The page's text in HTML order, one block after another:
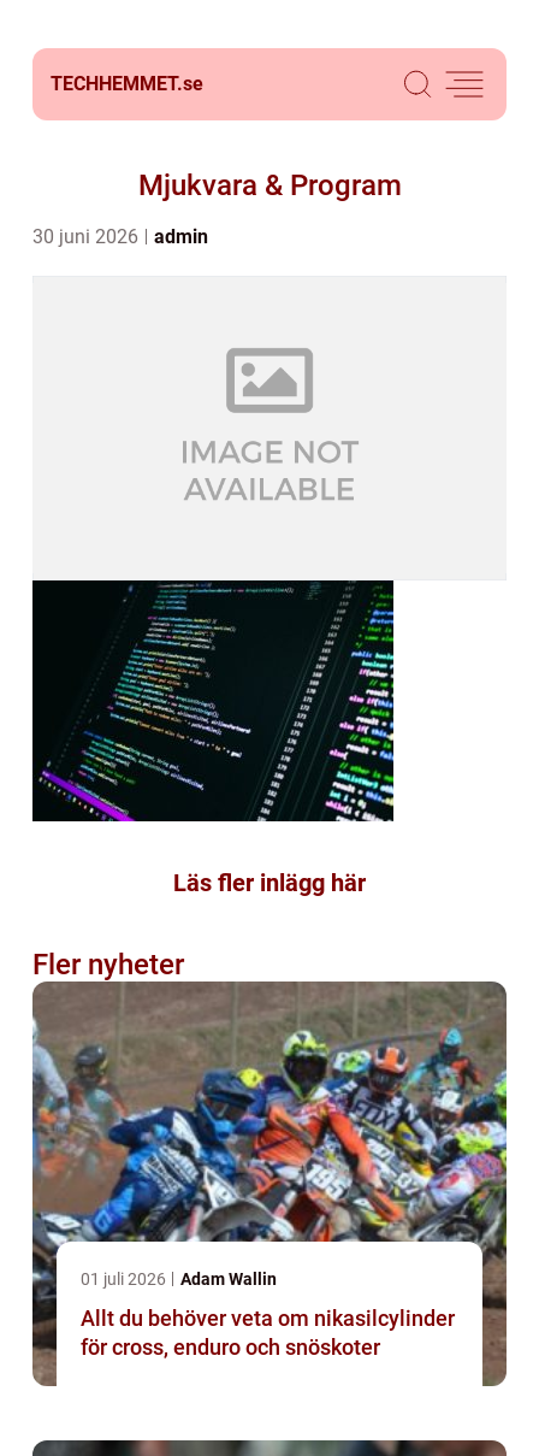
TECHHEMMET.se
Mjukvara & Program
30 juni 2026 admin
Läs fler inlägg här
Fler nyheter
01 juli 2026 Adam Wallin
Allt du behöver veta om nikasilcylinder
för cross, enduro och snöskoter